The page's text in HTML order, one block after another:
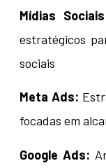
Mídias
estratégicos
sociais
Meta Ads:
focadas em
Google Ads: